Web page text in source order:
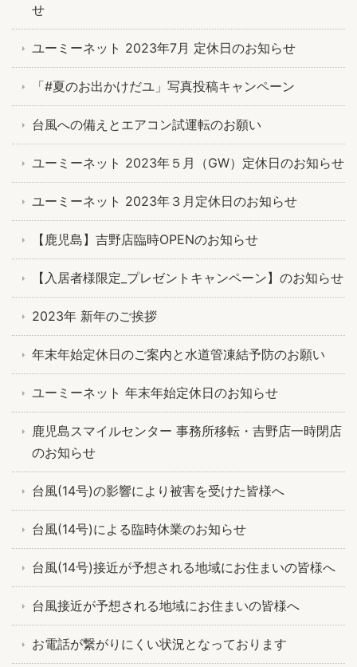
せ
ユーミーネット 2023年7月 定休日のお知らせ
「#夏のお出かけだユ」写真投稿キャンペーン
台風への備えとエアコン試運転のお願い
ユーミーネット 2023年５月（GW）定休日のお知らせ
ユーミーネット 2023年３月定休日のお知らせ
【鹿児島】吉野店臨時OPENのお知らせ
【入居者様限定_プレゼントキャンペーン】のお知らせ
2023年 新年のご挨拶
年末年始定休日のご案内と水道管凍結予防のお願い
ユーミーネット 年末年始定休日のお知らせ
鹿児島スマイルセンター 事務所移転・吉野店一時閉店
のお知らせ
台風(14号)の影響により被害を受けた皆様へ
台風(14号)による臨時休業のお知らせ
台風(14号)接近が予想される地域にお住まいの皆様へ
台風接近が予想される地域にお住まいの皆様へ
お電話が繋がりにくい状況となっております